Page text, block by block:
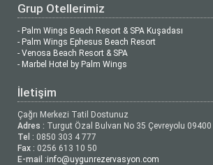
Grup Otellerimiz
- Palm Wings Beach Resort & SPA Kuşadası
- Palm Wings Ephesus Beach Resort
- Venosa Beach Resort & SPA
- Marbel Hotel by Palm Wings
İletişim
Çağrı Merkezi Tatil Dostunuz
Adres : Turgut Özal Bulvarı No 35 Çevreyolu 09400
Tel : 0850 303 4 777
Fax : 0256 613 10 50
E-mail :info@uygunrezervasyon.com